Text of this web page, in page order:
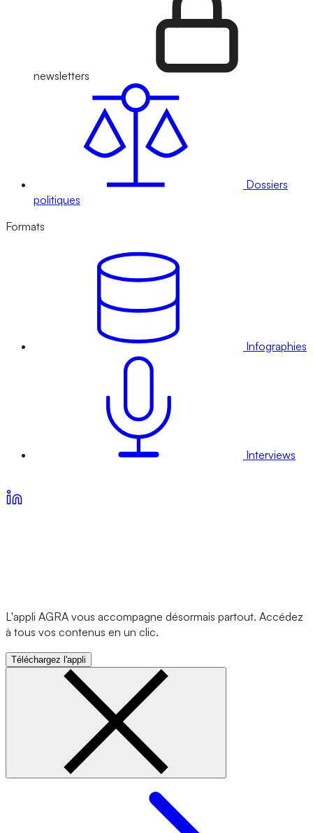
newsletters
Dossiers
politiques
Formats
Infographies
Interviews
L'appli AGRA vous accompagne désormais partout. Accédez
à tous vos contenus en un clic.
Téléchargez l'appli